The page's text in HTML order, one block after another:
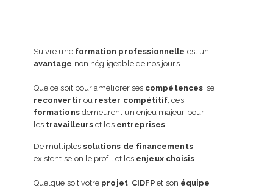
Suivre une formation professionnelle est un
avantage non négligeable de nos jours.
Que ce soit pour améliorer ses compétences, se
reconvertir ou rester compétitif , ces
formationsdemeurent un enjeu majeur pour
les travailleurs et les entreprises
De multiples solutions de financements
existent selon le profil et les enjeux choisis
Quelque soit votre projet, CIDFP et son équipe